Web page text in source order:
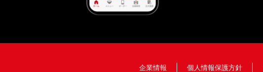
企業情報 個人情報保護方針